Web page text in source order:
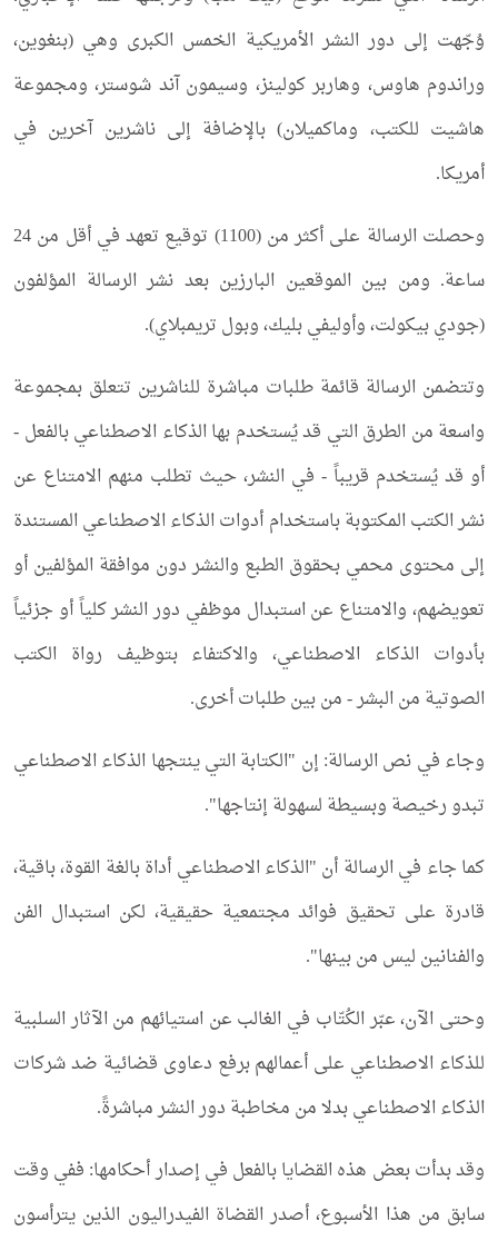
وُجّهت إلى دور النشر الأمريكية الخمس الكبرى وهي (بنغوين،
وراندوم هاوس، وهاربر كولينز، وسيمون آند شوستر، ومجموعة
هاشيت للكتب، وماكميلان) بالإضافة إلى ناشرين آخرين في
أمريكا.
وحصلت الرسالة على أكثر من (1100) توقيع تعهد في أقل من 24
ساعة. ومن بين الموقعين البارزين بعد نشر الرسالة المؤلفون
(جودي بيكولت، وأوليفي بليك، وبول تريمبلاي).
وتتضمن الرسالة قائمة طلبات مباشرة للناشرين تتعلق بمجموعة
واسعة من الطرق التي قد يُستخدم بها الذكاء الاصطناعي بالفعل -
أو قد يُستخدم قريباً - في النشر، حيث تطلب منهم الامتناع عن
نشر الكتب المكتوبة باستخدام أدوات الذكاء الاصطناعي المستندة
إلى محتوى محمي بحقوق الطبع والنشر دون موافقة المؤلفين أو
تعويضهم، والامتناع عن استبدال موظفي دور النشر كلياً أو جزئياً
بأدوات الذكاء الاصطناعي، والاكتفاء بتوظيف رواة الكتب
الصوتية من البشر - من بين طلبات أخرى.
وجاء في نص الرسالة: إن "الكتابة التي ينتجها الذكاء الاصطناعي
تبدو رخيصة وبسيطة لسهولة إنتاجها".
كما جاء في الرسالة أن "الذكاء الاصطناعي أداة بالغة القوة، باقية،
قادرة على تحقيق فوائد مجتمعية حقيقية، لكن استبدال الفن
والفنانين ليس من بينها".
وحتى الآن، عبّر الكُتّاب في الغالب عن استيائهم من الآثار السلبية
للذكاء الاصطناعي على أعمالهم برفع دعاوى قضائية ضد شركات
الذكاء الاصطناعي بدلا من مخاطبة دور النشر مباشرةً.
وقد بدأت بعض هذه القضايا بالفعل في إصدار أحكامها: ففي وقت
سابق من هذا الأسبوع، أصدر القضاة الفيدراليون الذين يترأسون